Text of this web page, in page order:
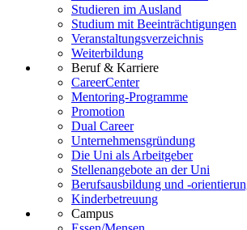
Studieren im Ausland
Studium mit Beeinträchtigungen
Veranstaltungsverzeichnis
Weiterbildung
Beruf & Karriere
CareerCenter
Mentoring-Programme
Promotion
Dual Career
Unternehmensgründung
Die Uni als Arbeitgeber
Stellenangebote an der Uni
Berufsausbildung und -
Kinderbetreuung
Campus